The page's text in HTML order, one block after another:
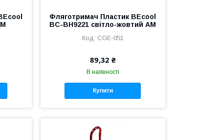
Фляготримач Пластик BEcool
BC-BH9221 світло-жовтий AM
CGE-051
89,32 ₴
В наявності
Купити